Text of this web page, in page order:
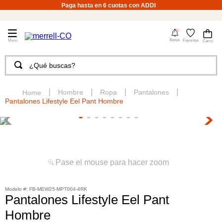
Paga hasta en 6 cuotas con ADDI
4
Bonus Favoritos
¿Qué buscas?
Hombre Ropa
Pantalones
Pantalones Lifestyle Eel Pant Hombre
Pase el mouse para hacer zoom
: FB-MEW25-MPT004-4RK
Pantalones Lifestyle Eel Pant
Hombre
TÉRMINOS MÁS BUSCADOS
.
merrell hombre
morrales
7.
sandalias
8.
botas hombre